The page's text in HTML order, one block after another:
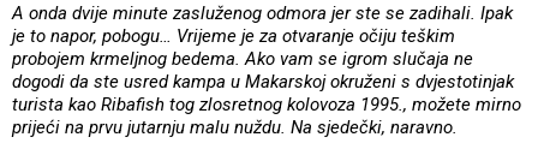
A onda dvije minute zasluženog odmora jer ste se zadihali. Ipak
je to napor, pobogu… Vrijeme je za otvaranje očiju teškim
probojem krmeljnog bedema. Ako vam se igrom slučaja ne
dogodi da ste usred kampa u Makarskoj okruženi s dvjestotinjak
turista kao Ribafish tog zlosretnog kolovoza 1995., možete mirno
prijeći na prvu jutarnju malu nuždu. Na sjedečki, naravno.